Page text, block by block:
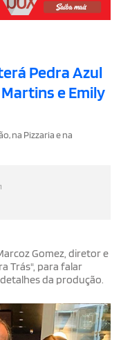
Pedra Azul
e Emily
na Pizzaria e na
Gomez, diretor e
Trás", para falar
da produção.